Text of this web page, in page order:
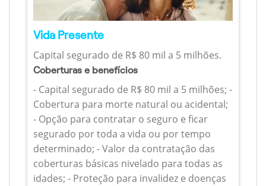
Vida Presente
Capital segurado de R$ 80 mil a 5 milhões.
Coberturas e benefícios
- Capital segurado de R$ 80 mil a 5 milhões; -
Cobertura para morte natural ou acidental;
- Opção para contratar o seguro e ficar
segurado por toda a vida ou por tempo
determinado; - Valor da contratação das
coberturas básicas nivelado para todas as
idades; - Proteção para invalidez e doenças